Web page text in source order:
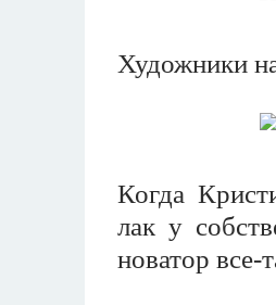
Художники
Когда
лак у
новатор все-